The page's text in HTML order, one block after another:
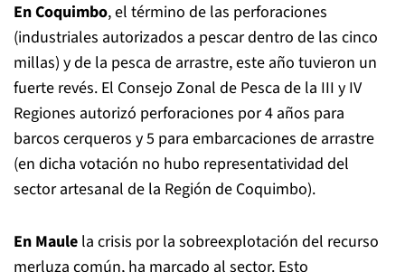
En Coquimbo, el término de las perforaciones
(industriales autorizados a pescar dentro de las cinco
millas) y de la pesca de arrastre, este año tuvieron un
fuerte revés. El Consejo Zonal de Pesca de la III y IV
Regiones autorizó perforaciones por 4 años para
barcos cerqueros y 5 para embarcaciones de arrastre
(en dicha votación no hubo representatividad del
sector artesanal de la Región de Coquimbo).
En Maule la crisis por la sobreexplotación del recurso
merluza común, ha marcado al sector. Esto